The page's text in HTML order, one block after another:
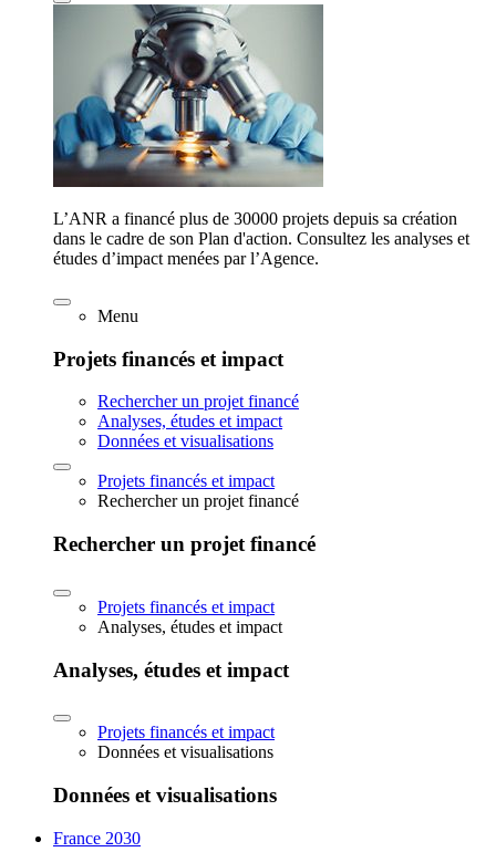
L’ANR a financé plus de 30000 projets depuis sa création
dans le cadre de son Plan d'action. Consultez les analyses et
études d’impact menées par l’Agence.
Menu
Projets financés et impact
Rechercher un projet financé
Analyses, études et impact
Données et visualisations
Projets financés et impact
Rechercher un projet financé
Rechercher un projet financé
Projets financés et impact
Analyses, études et impact
Analyses, études et impact
Projets financés et impact
Données et visualisations
Données et visualisations
France 2030